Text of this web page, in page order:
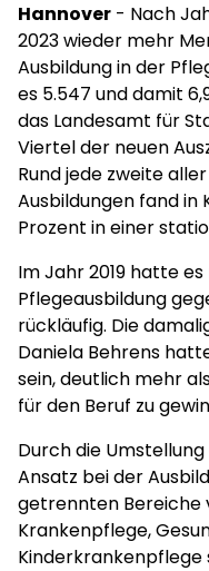
Hannover - Nach
2023 wieder mehr
Ausbildung in der
es 5.547 und damit
das Landesamt für
Viertel der neuen
Rund jede zweite
Ausbildungen fand
Prozent in einer
Im Jahr 2019 hatte
Pflegeausbildung
rückläufig. Die
Daniela Behrens
sein, deutlich mehr
für den Beruf zu
Durch die
Ansatz bei der
getrennten Bereiche
Krankenpflege,